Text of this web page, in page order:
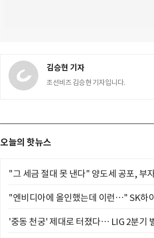
김승현 기자
조선비즈 김승현 기자입니다.
오늘의 핫뉴스
"그 세금 절대 못 낸다" 양도세 공포, 부
"엔비디아에 올인했는데 이런…" SK하
'중동 천궁' 제대로 터졌다… LIG 2분기